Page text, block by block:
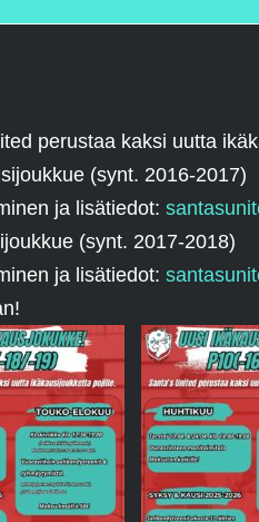
perustaa kaksi uutta
(synt. 2016-2017)
ja lisätiedot:
(synt. 2017-2018)
ja lisätiedot: